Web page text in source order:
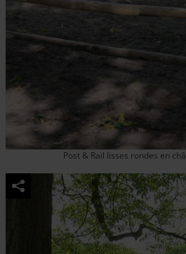
Post & Rail lisses rondes en